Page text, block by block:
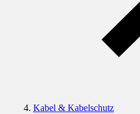
Kabel & Kabelschutz